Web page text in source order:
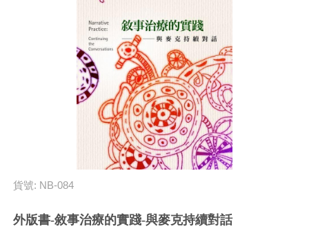
貨號: NB-084
外版書-敘事治療的實踐-與麥克持續對話